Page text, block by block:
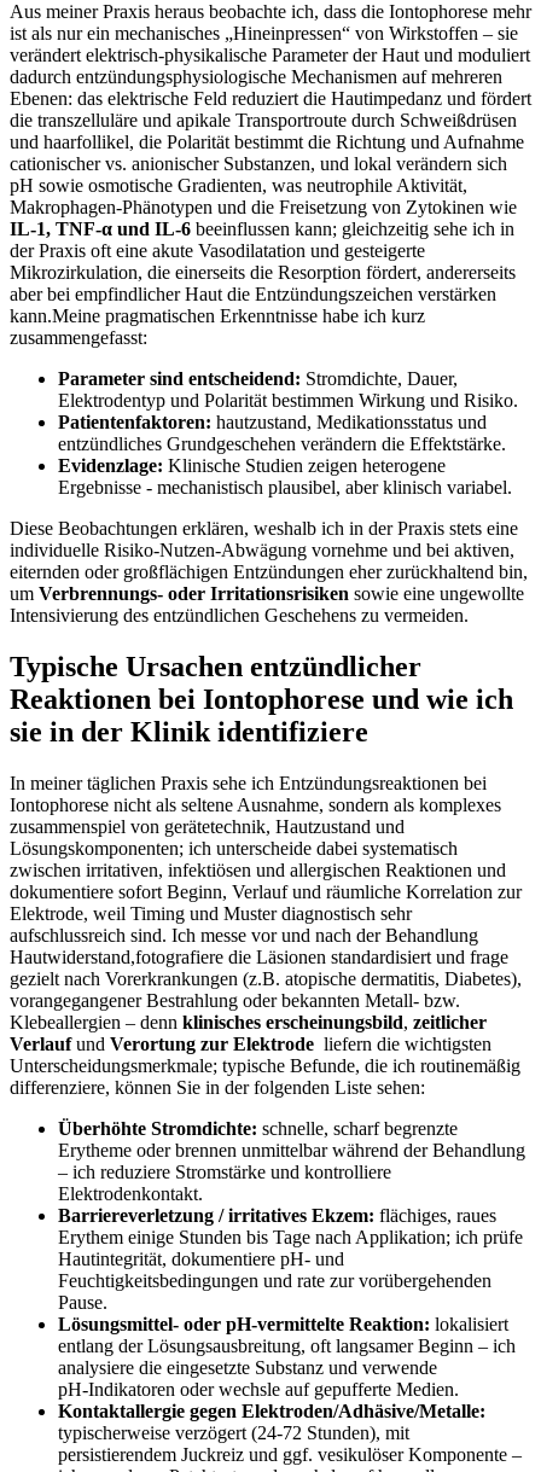
Aus meiner Praxis heraus‌ beobachte ich, dass die Iontophorese‌ mehr
⁢ist als nur ein ⁣mechanisches „Hineinpressen“ von Wirkstoffen – sie
verändert elektrisch-physikalische Parameter​ der Haut und moduliert
dadurch⁤ entzündungsphysiologische Mechanismen auf mehreren
Ebenen: das elektrische Feld reduziert die Hautimpedanz und fördert
die transzelluläre und apikale Transportroute durch Schweißdrüsen
und haarfollikel, die ‌Polarität bestimmt die Richtung und Aufnahme⁤
cationischer⁤ vs. anionischer ⁢Substanzen, und lokal verändern sich
pH sowie osmotische⁤ Gradienten, was‌ neutrophile ⁤Aktivität,
Makrophagen‑Phänotypen ‌und die ⁢Freisetzung von Zytokinen wie
IL‑1, TNF‑α und IL‑6 beeinflussen ⁢kann; gleichzeitig ​sehe ich in
der Praxis oft eine akute⁣ Vasodilatation und gesteigerte
Mikrozirkulation, die einerseits die ⁤Resorption fördert, andererseits
aber bei empfindlicher Haut die Entzündungszeichen verstärken
kann.Meine ​pragmatischen Erkenntnisse ‍habe ich kurz‍
zusammengefasst:
Parameter⁣ sind entscheidend: Stromdichte, ⁣Dauer,
Elektrodentyp⁤ und Polarität bestimmen Wirkung ⁣und Risiko.
Patientenfaktoren: hautzustand,⁣ Medikationsstatus und
entzündliches⁤ Grundgeschehen verändern‍ die⁢ Effektstärke.
Evidenzlage: Klinische Studien​ zeigen heterogene
Ergebnisse -‌ mechanistisch plausibel,⁢ aber⁣ klinisch variabel.
⁢Diese Beobachtungen erklären, weshalb ich in der ⁣Praxis stets eine
individuelle Risiko-Nutzen-Abwägung vornehme und bei aktiven, ​
eiternden oder großflächigen ⁣Entzündungen eher zurückhaltend bin,
um Verbrennungs- oder‍ Irritationsrisiken sowie eine ungewollte
Intensivierung des ‌entzündlichen Geschehens zu vermeiden.
Typische Ursachen ‍entzündlicher
Reaktionen​ bei ⁢Iontophorese ‍und wie ⁣ich
sie in der‌ Klinik identifiziere
In meiner täglichen Praxis sehe ich⁤ Entzündungsreaktionen bei
Iontophorese nicht als seltene⁢ Ausnahme,​ sondern als komplexes⁢
zusammenspiel von⁤ gerätetechnik, Hautzustand ⁢und⁢
Lösungskomponenten; ich unterscheide dabei systematisch
zwischen irritativen, infektiösen und allergischen Reaktionen und
dokumentiere ‍sofort Beginn, Verlauf und räumliche Korrelation zur
Elektrode, ⁣weil ⁤Timing und ​Muster diagnostisch sehr
aufschlussreich sind. Ich messe vor⁣ und nach der Behandlung ​
Hautwiderstand,fotografiere die Läsionen standardisiert und‌ frage
gezielt nach Vorerkrankungen (z.B. atopische dermatitis, Diabetes),
vorangegangener Bestrahlung⁤ oder bekannten Metall- bzw.
Klebeallergien⁣ – denn klinisches erscheinungsbild, zeitlicher
Verlaufund⁢ Verortung ⁢zur Elektrode ​ liefern die wichtigsten​
Unterscheidungsmerkmale; typische Befunde, ‍die​ ich routinemäßig
differenziere, können Sie ⁤in der folgenden Liste ⁣sehen:
Überhöhte Stromdichte: schnelle, scharf ‌begrenzte
Erytheme oder brennen unmittelbar während der⁢ Behandlung
– ich reduziere⁤ Stromstärke und kontrolliere
Elektrodenkontakt.
Barriereverletzung / irritatives Ekzem: flächiges, raues​
Erythem einige Stunden ⁤bis Tage ⁢nach‌ Applikation; ich prüfe
Hautintegrität,‍ dokumentiere pH‑ und
Feuchtigkeitsbedingungen und rate ⁤zur vorübergehenden
Pause.
Lösungsmittel-‌ oder pH‑vermittelte⁣ Reaktion: lokalisiert‍
entlang der Lösungsausbreitung, oft langsamer Beginn – ich
analysiere die eingesetzte Substanz und verwende
pH‑Indikatoren oder wechsle ​auf gepufferte Medien.
Kontaktallergie gegen Elektroden/Adhäsive/Metalle:
typischerweise verzögert (24-72 Stunden),⁤ mit
persistierendem Juckreiz ‍und ggf. ‍vesikulöser Komponente –